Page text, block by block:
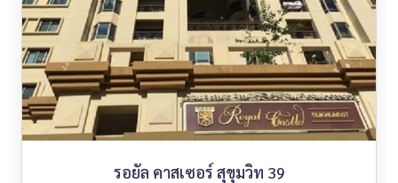
รอยัล คาสเซอร์ สุขุมวิท 39